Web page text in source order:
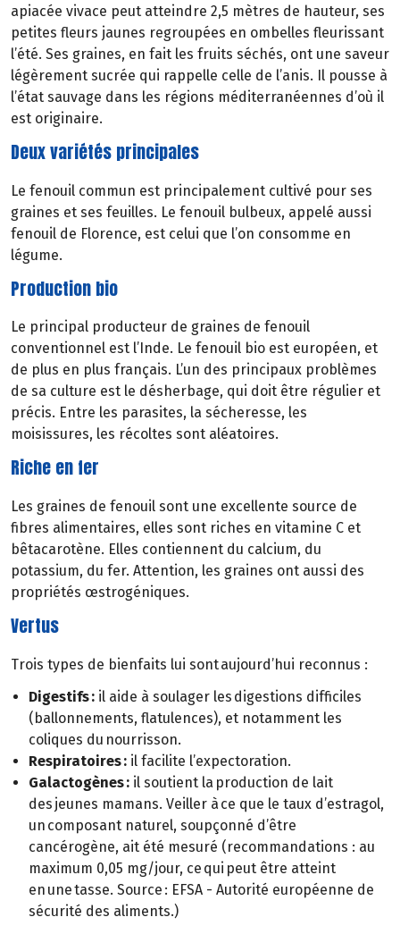
apiacée vivace peut atteindre 2,5 mètres de hauteur, ses
petites fleurs jaunes regroupées en ombelles fleurissant
l’été. Ses graines, en fait les fruits séchés, ont une saveur
légèrement sucrée qui rappelle celle de l’anis. Il pousse à
l’état sauvage dans les régions méditerranéennes d’où il
est originaire.
Deux variétés principales
Le fenouil commun est principalement cultivé pour ses
graines et ses feuilles. Le fenouil bulbeux, appelé aussi
fenouil de Florence, est celui que l’on consomme en
légume.
Production bio
Le principal producteur de graines de fenouil
conventionnel est l’Inde. Le fenouil bio est européen, et
de plus en plus français. L’un des principaux problèmes
de sa culture est le désherbage, qui doit être régulier et
précis. Entre les parasites, la sécheresse, les
moisissures, les récoltes sont aléatoires.
Riche en fer
Les graines de fenouil sont une excellente source de
fibres alimentaires, elles sont riches en vitamine C et
bêtacarotène. Elles contiennent du calcium, du
potassium, du fer. Attention, les graines ont aussi des
propriétés œstrogéniques.
Vertus
Trois types de bienfaits lui sont aujourd’hui reconnus :
Digestifs : il aide à soulager les digestions difficiles
(ballonnements, flatulences), et notamment les
coliques du nourrisson.
Respiratoires : il facilite l’expectoration.
Galactogènes : il soutient la production de lait
des jeunes mamans. Veiller à ce que le taux d’estragol,
un composant naturel, soupçonné d’être
cancérogène, ait été mesuré (recommandations : au
maximum 0,05 mg/jour, ce qui peut être atteint
en une tasse. Source : EFSA - Autorité européenne de
sécurité des aliments.)